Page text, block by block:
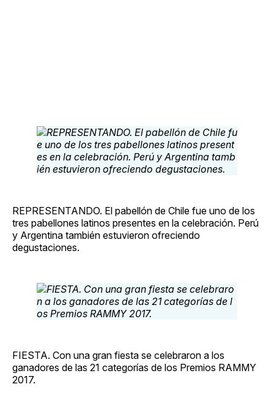
REPRESENTANDO. El pabellón de Chile fue uno de los
tres pabellones latinos presentes en la celebración. Perú
y Argentina también estuvieron ofreciendo
degustaciones.
FIESTA. Con una gran fiesta se celebraron a los
ganadores de las 21 categorías de los Premios RAMMY
2017.